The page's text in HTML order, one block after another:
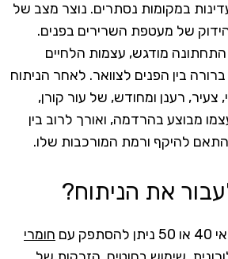
במקומות נסתרים. נוצר מצב של
של מעטפת השרירים בפנים.
מודגש, עצמות הלחיים
ברורה בין הפנים לצוואר. לאחר הניתוח
רענן ומחודש, של עור קורן,
מבוצע בהרדמה, ואורך לרוב בין
את הניתוח?
עם
חומרי